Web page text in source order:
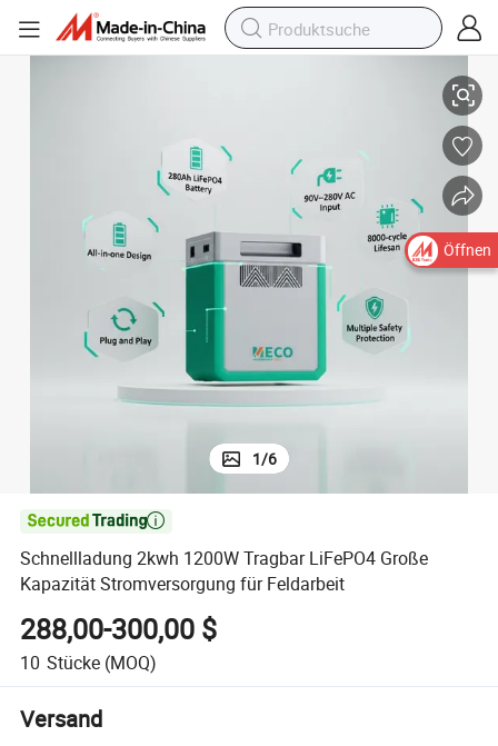
1/6

Schnellladung 2kwh 1200W Tragbar LiFePO4 Große
Kapazität Stromversorgung für Feldarbeit
288,00-300,00 $
10 Stücke (MOQ)
Versand
Öffnen